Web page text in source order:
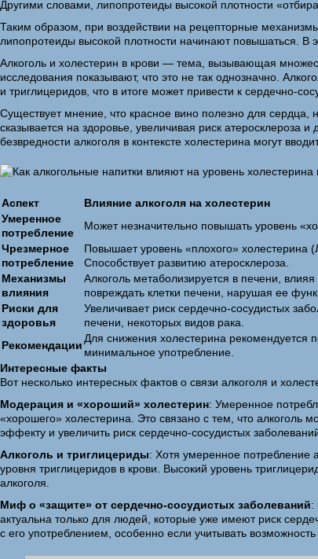
Другими словами, липопротеиды высокой плотности
Таким образом, при воздействии на рецепторные
липопротеиды высокой плотности начинают повышаться. В
Алкоголь и холестерин в крови — тема, вызывающая
исследования показывают, что это не так однозначно.
и триглицеридов, что в итоге может привести к сердечно-
Существует мнение, что красное вино полезно для сердца,
сказывается на здоровье, увеличивая риск атеросклероза
безвредности алкоголя в контексте холестерина могут
Аспект Влияние алкоголя на холестерин
Умеренное
потребление
Может незначительно повышать уровень
Чрезмерное
потребление
Повышает уровень «плохого» холестерина
Способствует развитию атеросклероза.
Механизмы
влияния
Алкоголь метаболизируется в печени,
повреждать клетки печени, нарушая ее
Риски для
здоровья
Увеличивает риск сердечно-сосудистых
печени, некоторых видов рака.
Рекомендации
Для снижения холестерина рекомендуется
минимальное употребление.
Интересные факты
Вот несколько интересных фактов о связи алкоголя и
Модерация и «хороший» холестерин: Умеренное
«хорошего» холестерина. Это связано с тем, что алкоголь
эффекту и увеличить риск сердечно-сосудистых
Алкоголь и триглицериды: Хотя умеренное потребление
уровня триглицеридов в крови. Высокий уровень
алкоголя.
Миф о «защите» от сердечно-сосудистых заболеваний:
актуальна только для людей, которые уже имеют риск
с его употреблением, особенно если учитывать